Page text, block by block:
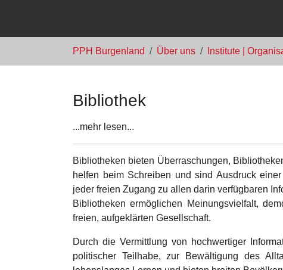
PPH Burgenland Über uns Institute |
Bibliothek
...mehr lesen...
Bibliotheken bieten Überraschungen,
helfen beim Schreiben und sind Ausdruck
jeder freien Zugang zu allen darin verfügbaren
Bibliotheken ermöglichen Meinungsvielfalt,
freien, aufgeklärten Gesellschaft.
Durch die Vermittlung von hochwertiger
politischer Teilhabe, zur Bewältigung des